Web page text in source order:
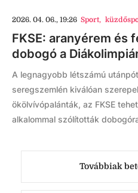
2026. 04. 06., 19:26 Sport,
FKSE: aranyérem és
dobogó a
A legnagyobb létszámú
seregszemlén kiválóan
ökölvívópalánták, az FKSE
alkalommal szólították
Továbbiak